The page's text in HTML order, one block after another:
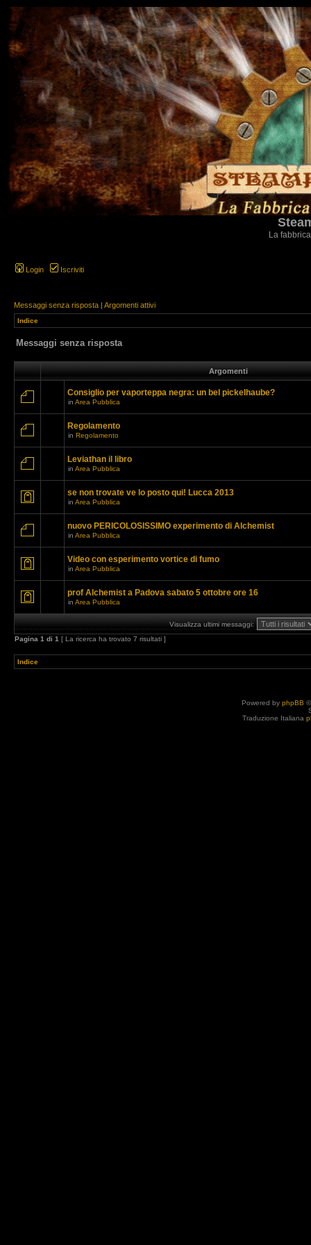
La
Login Iscriviti
Messaggi senza risposta | Argomenti attivi
Indice
Messaggi senza risposta
Argomenti
Consiglio per vaporteppa negra: un bel pickelhaube?
in Area Pubblica
Regolamento
in Regolamento
Leviathan il libro
in Area Pubblica
se non trovate ve lo posto qui! Lucca 2013
in Area Pubblica
nuovo PERICOLOSISSIMO experimento di Alchemist
in Area Pubblica
Video con esperimento vortice di fumo
in Area Pubblica
prof Alchemist a Padova sabato 5 ottobre ore 16
in Area Pubblica
Visualizza ultimi messaggi:
Pagina 1 di 1 [ La ricerca ha trovato 7 risultati ]
Indice
Powered by phpBB
Traduzione Italiana